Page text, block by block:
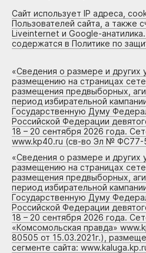
Сайт использует IP адреса,
Пользователей сайта, а также
Liveinternet и Google-
содержатся в Политике по
«Сведения о размере и других
размещению на страницах
размещения предвыборных,
период избирательной
Государственную Думу
Российской Федерации
18 – 20 сентября 2026 года.
www.kp40.ru (св-во Эл № ФС77-
«Сведения о размере и других
размещению на страницах
размещения предвыборных,
период избирательной
Государственную Думу
Российской Федерации
18 – 20 сентября 2026 года.
«Комсомольская правда»
80505 от 15.03.2021г.),
сегменте сайта: